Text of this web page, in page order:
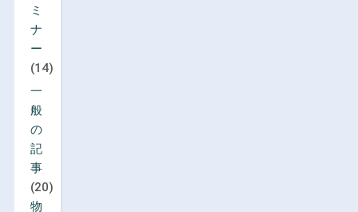
ミ
ナ
ー
(14)
一
般
の
記
事
(20)
物